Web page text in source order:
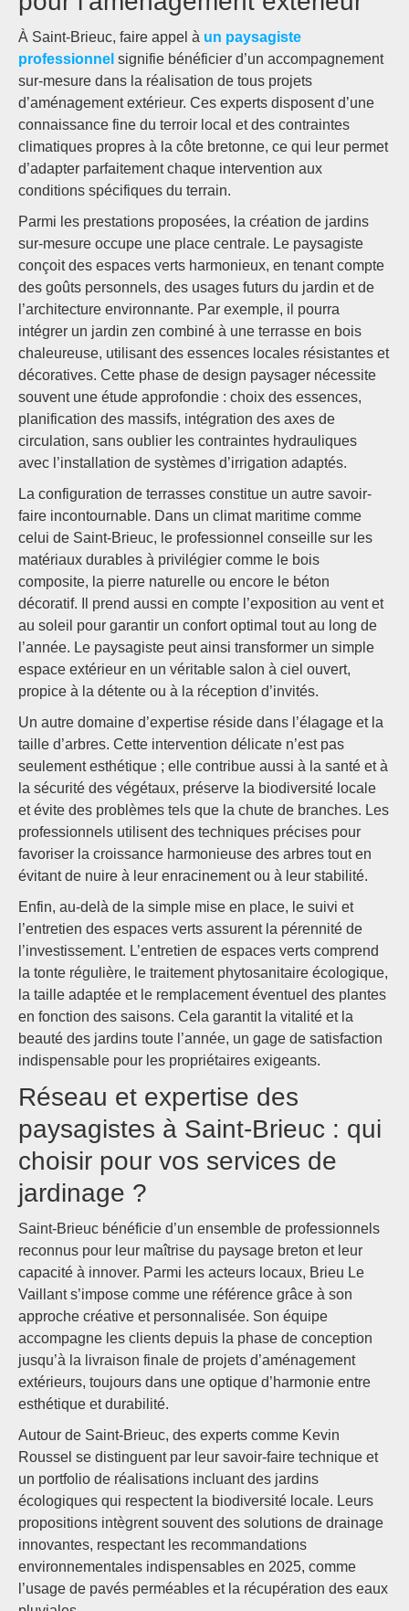
À Saint-Brieuc, faire appel à un paysagiste
professionnel signifie bénéficier d’un accompagnement
sur-mesure dans la réalisation de tous projets
d’aménagement extérieur. Ces experts disposent d’une
connaissance fine du terroir local et des contraintes
climatiques propres à la côte bretonne, ce qui leur permet
d’adapter parfaitement chaque intervention aux
conditions spécifiques du terrain.
Parmi les prestations proposées, la création de jardins
sur-mesure occupe une place centrale. Le paysagiste
conçoit des espaces verts harmonieux, en tenant compte
des goûts personnels, des usages futurs du jardin et de
l’architecture environnante. Par exemple, il pourra
intégrer un jardin zen combiné à une terrasse en bois
chaleureuse, utilisant des essences locales résistantes et
décoratives. Cette phase de design paysager nécessite
souvent une étude approfondie : choix des essences,
planification des massifs, intégration des axes de
circulation, sans oublier les contraintes hydrauliques
avec l’installation de systèmes d’irrigation adaptés.
La configuration de terrasses constitue un autre savoir-
faire incontournable. Dans un climat maritime comme
celui de Saint-Brieuc, le professionnel conseille sur les
matériaux durables à privilégier comme le bois
composite, la pierre naturelle ou encore le béton
décoratif. Il prend aussi en compte l’exposition au vent et
au soleil pour garantir un confort optimal tout au long de
l’année. Le paysagiste peut ainsi transformer un simple
espace extérieur en un véritable salon à ciel ouvert,
propice à la détente ou à la réception d’invités.
Un autre domaine d’expertise réside dans l’élagage et la
taille d’arbres. Cette intervention délicate n’est pas
seulement esthétique ; elle contribue aussi à la santé et à
la sécurité des végétaux, préserve la biodiversité locale
et évite des problèmes tels que la chute de branches. Les
professionnels utilisent des techniques précises pour
favoriser la croissance harmonieuse des arbres tout en
évitant de nuire à leur enracinement ou à leur stabilité.
Enfin, au-delà de la simple mise en place, le suivi et
l’entretien des espaces verts assurent la pérennité de
l’investissement. L’entretien de espaces verts comprend
la tonte régulière, le traitement phytosanitaire écologique,
la taille adaptée et le remplacement éventuel des plantes
en fonction des saisons. Cela garantit la vitalité et la
beauté des jardins toute l’année, un gage de satisfaction
indispensable pour les propriétaires exigeants.
Réseau et expertise des
paysagistes à Saint-Brieuc : qui
choisir pour vos services de
jardinage ?
Saint-Brieuc bénéficie d’un ensemble de professionnels
reconnus pour leur maîtrise du paysage breton et leur
capacité à innover. Parmi les acteurs locaux, Brieu Le
Vaillant s’impose comme une référence grâce à son
approche créative et personnalisée. Son équipe
accompagne les clients depuis la phase de conception
jusqu’à la livraison finale de projets d’aménagement
extérieurs, toujours dans une optique d’harmonie entre
esthétique et durabilité.
Autour de Saint-Brieuc, des experts comme Kevin
Roussel se distinguent par leur savoir-faire technique et
un portfolio de réalisations incluant des jardins
écologiques qui respectent la biodiversité locale. Leurs
propositions intègrent souvent des solutions de drainage
innovantes, respectant les recommandations
environnementales indispensables en 2025, comme
l’usage de pavés perméables et la récupération des eaux